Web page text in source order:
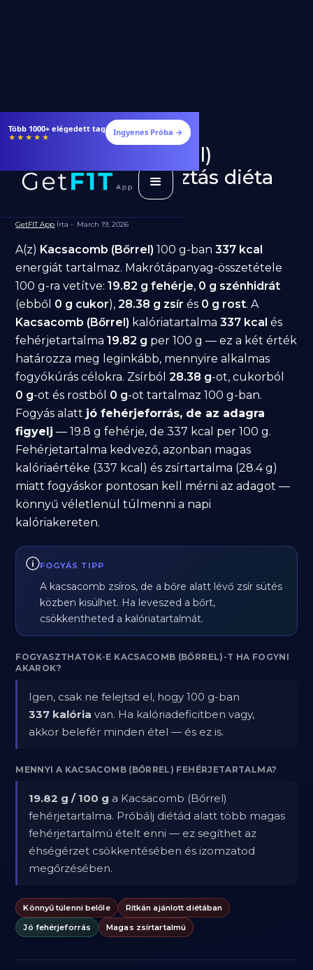
Több 1000+ elégedett tag
★★★★★ Ingyenes Próba →
Kacsacomb (Bőrrel)
fogyásra: jó választás diéta
GetFIT App Írta - March 19, 2026
A(z) Kacsacomb (Bőrrel) 100 g-ban337 kcal
energiát tartalmaz. Makrótápanyag-összetétele
100 g-ra vetítve:19.82 g fehérje, 0 g szénhidrát
(ebből 0 g cukor),28.38 g zsír és 0 g rost. A
Kacsacomb (Bőrrel) kalóriatartalma337 kcal és
fehérjetartalma19.82 g per 100 g — ez a két érték
határozza meg leginkább, mennyire alkalmas
fogyókúrás célokra. Zsírból28.38 g-ot, cukorból
0 g-ot és rostból 0 g-ot tartalmaz 100 g-ban.
Fogyás alatt jó fehérjeforrás, de az adagra
figyelj — 19.8 g fehérje, de 337 kcal per 100 g.
Fehérjetartalma kedvező, azonban magas
kalóriaértéke (337 kcal) és zsírtartalma (28.4 g)
miatt fogyáskor pontosan kell mérni az adagot —
könnyű véletlenül túlmenni a napi
kalóriakereten.
FOGYÁS TIPP
A kacsacomb zsíros, de a bőre alatt lévő zsír sütés
közben kisülhet. Ha leveszed a bőrt,
csökkentheted a kalóriatartalmát.
FOGYASZTHATOK-E KACSACOMB (BŐRREL)-T HA FOGYNI
AKAROK?
Igen, csak ne felejtsd el, hogy 100 g-ban
337 kalória van. Ha kalóriadeficitben vagy,
akkor belefér minden étel — és ez is.
MENNYI A KACSACOMB (BŐRREL) FEHÉRJETARTALMA?
19.82 g / 100 g a Kacsacomb (Bőrrel)
fehérjetartalma. Próbálj diétád alatt több magas
fehérjetartalmú ételt enni — ez segíthet az
éhségérzet csökkentésében és izomzatod
megőrzésében.
Könnyű túlenni belőle
Ritkán ajánlott diétában
Jó fehérjeforrás
Magas zsírtartalmú